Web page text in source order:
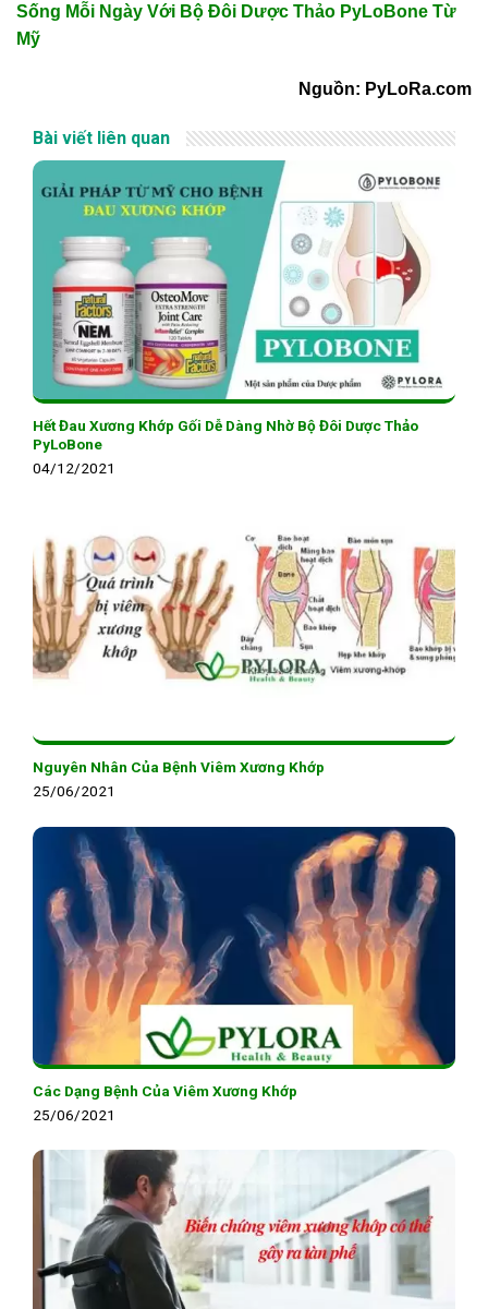
Sống Mỗi Ngày Với Bộ Đôi Dược Thảo PyLoBone Từ
Mỹ
Nguồn: PyLoRa.com
Bài viết liên quan
Hết Đau Xương Khớp Gối Dễ Dàng Nhờ Bộ Đôi Dược Thảo
PyLoBone
04/12/2021
Nguyên Nhân Của Bệnh Viêm Xương Khớp
25/06/2021
Các Dạng Bệnh Của Viêm Xương Khớp
25/06/2021